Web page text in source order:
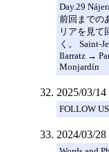
Day.29
前回までの
リアを見て
く。 Saint-
Ilarratz →
Monjardín
2025/03/
FOLLOW US
2024/03/